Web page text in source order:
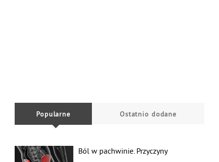
Popularne Ostatnio dodane
Ból w pachwinie. Przyczyny